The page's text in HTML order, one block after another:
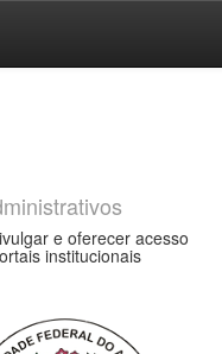
e oferecer acesso
institucionais